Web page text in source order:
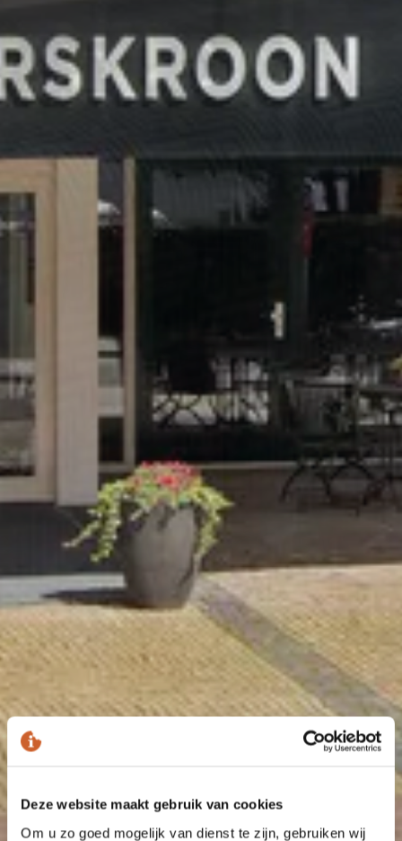
Deze website maakt gebruik van cookies
Om u zo goed mogelijk van dienst te zijn, gebruiken wij